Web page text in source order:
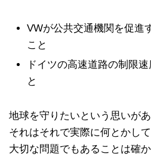
VWが公共交通機関を促進
こと
ドイツの高速道路の制限
と
地球を守りたいという思いが
それはそれで実際に何とかし
大切な問題でもあることは確か